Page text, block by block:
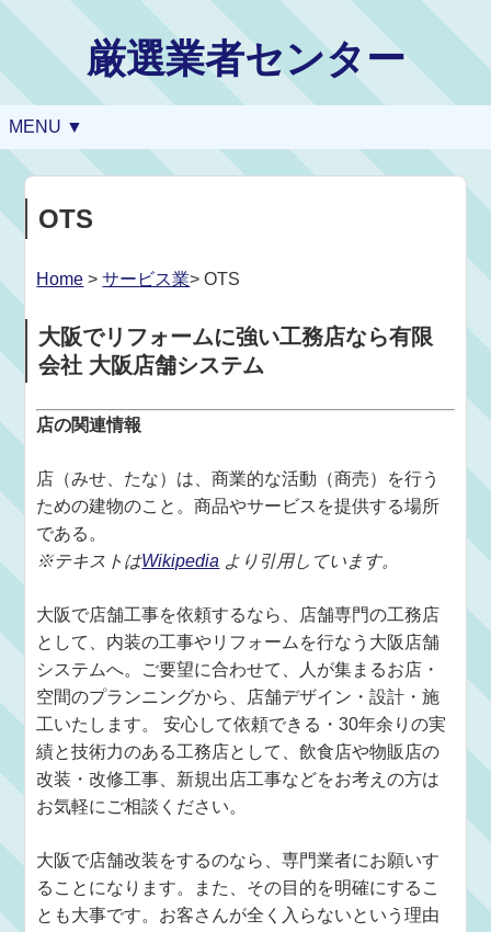
厳選業者センター
MENU ▼
OTS
Home >サービス業> OTS
大阪でリフォームに強い工務店なら有限
会社 大阪店舗システム
店の関連情報
店（みせ、たな）は、商業的な活動（商売）を行う
ための建物のこと。商品やサービスを提供する場所
である。
※テキストはWikipedia より引用しています。
大阪で店舗工事を依頼するなら、店舗専門の工務店
として、内装の工事やリフォームを行なう大阪店舗
システムへ。ご要望に合わせて、人が集まるお店・
空間のプランニングから、店舗デザイン・設計・施
工いたします。 安心して依頼できる・30年余りの実
績と技術力のある工務店として、飲食店や物販店の
改装・改修工事、新規出店工事などをお考えの方は
お気軽にご相談ください。
大阪で店舗改装をするのなら、専門業者にお願いす
ることになります。また、その目的を明確にするこ
とも大事です。お客さんが全く入らないという理由